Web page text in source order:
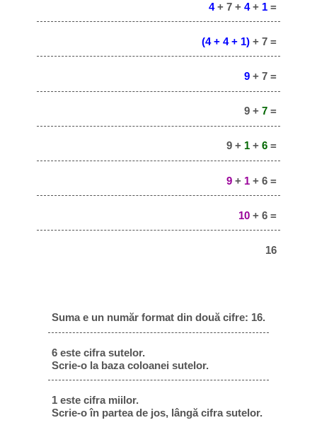
4+ 7 + 4+ 1 =
(4 + 4 + 1) + 7 =
9 + 7 =
9 + 7 =
9 + 1 + 6 =
9 + 1 + 6 =
10 + 6 =
16
Suma e un număr format din două cifre: 16.
6 este cifra sutelor.
Scrie-o la baza coloanei sutelor.
1 este cifra miilor.
Scrie-o în partea de jos, lângă cifra sutelor.